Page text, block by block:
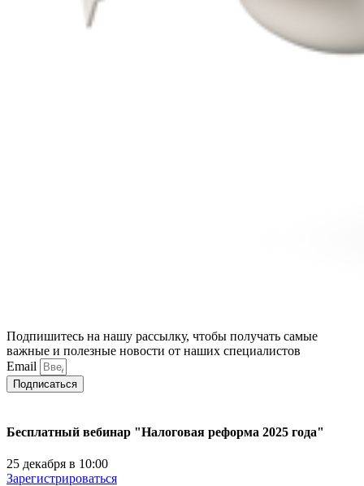
Подпишитесь на нашу рассылку, чтобы получать самые
важные и полезные новости от наших специалистов
Email
Подписаться
Бесплатный вебинар "Налоговая реформа 2025 года"
25 декабря в 10:00
Зарегистрироваться